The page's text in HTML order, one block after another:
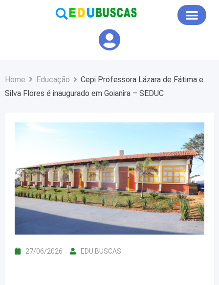
Home Educação
Cepi Professora Lázara de Fátima e
Silva Flores é inaugurado em Goianira – SEDUC
27/06/2026 EDU BUSCAS